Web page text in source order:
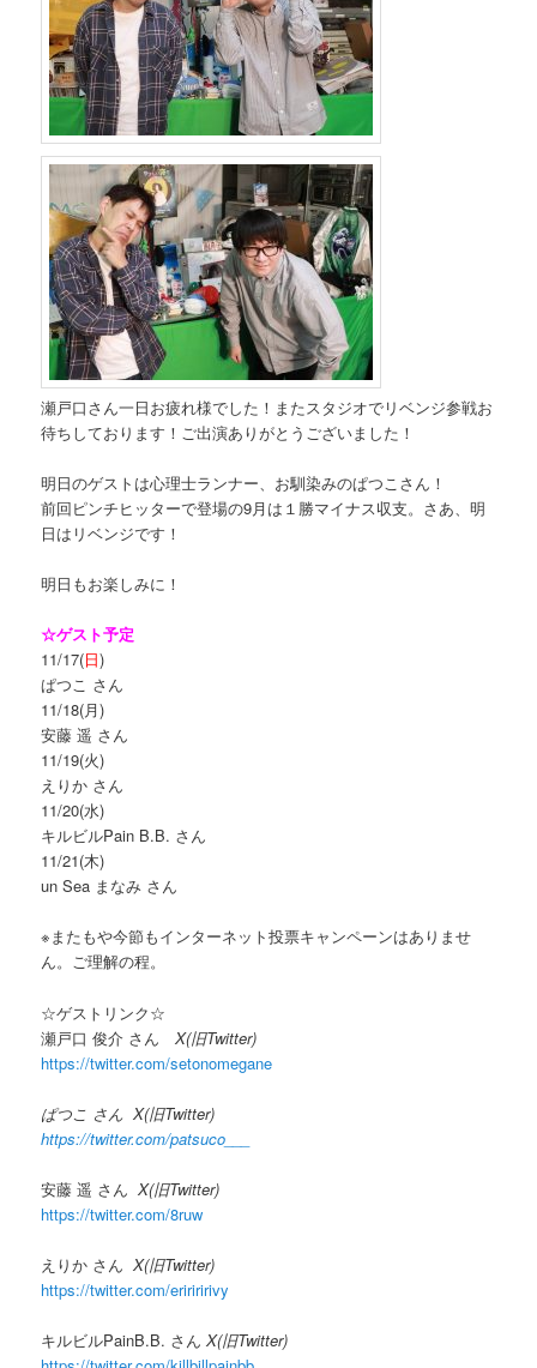
瀬戸口さん一日お疲れ様でした！またスタジオでリベンジ参戦お
待ちしております！ご出演ありがとうございました！
明日のゲストは心理士ランナー、お馴染みのぱつこさん！
前回ピンチヒッターで登場の9月は１勝マイナス収支。さあ、明
日はリベンジです！
明日もお楽しみに！
☆ゲスト予定
11/17(日)
ぱつこ さん
11/18(月)
安藤 遥 さん
11/19(火)
えりか さん
11/20(水)
キルビルPain B.B. さん
11/21(木)
un Sea まなみ さん
※またもや今節もインターネット投票キャンペーンはありませ
ん。ご理解の程。
☆ゲストリンク☆
瀬戸口 俊介 さんX(旧Twitter)
https://twitter.com/setonomegane
ぱつこ さん X(旧Twitter)
https://twitter.com/patsuco___
安藤 遥 さん X(旧Twitter)
https://twitter.com/8ruw
えりか さん X(旧Twitter)
https://twitter.com/eririririvy
キルビルPainB.B. さんX(旧Twitter)